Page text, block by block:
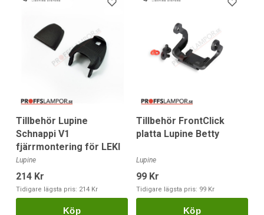
Tillbehör Lupine
Schnappi V1
fjärrmontering för LEKI
Lupine
214 Kr
Tidigare lägsta pris: 214 Kr
Köp
Tillbehör FrontClick
platta Lupine Betty
Lupine
99 Kr
Tidigare lägsta pris: 99 Kr
Köp